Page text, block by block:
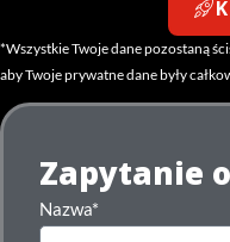
*Wszystkie Twoje dane pozostaną
aby Twoje prywatne dane były
Zapytanie
Nazwa*